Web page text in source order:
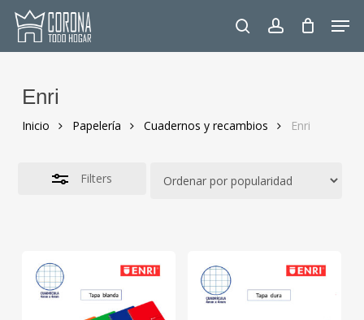
Skip
main
searchaccount
Enri
Inicio Papelería Cuadernos y recambios Enri
Filters
Close
Filters